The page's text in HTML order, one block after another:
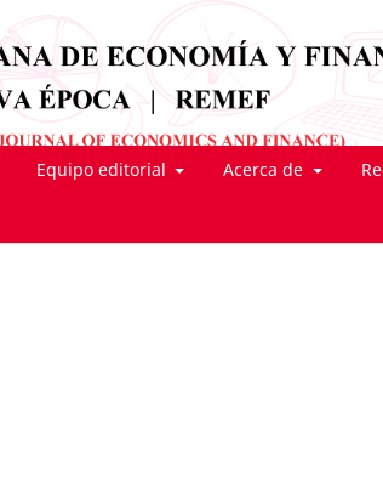
Equipo editorial Acerca de